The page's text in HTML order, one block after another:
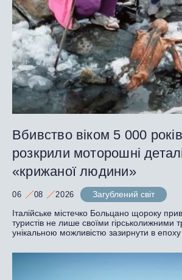
Вбивство віком 5 000
розкрили моторошні
«крижаної людини»
06 08 2026
Загублений світ
Італійське містечко Больцано щороку
туристів не лише своїми гірськолижними
унікальною можливістю зазирнути в